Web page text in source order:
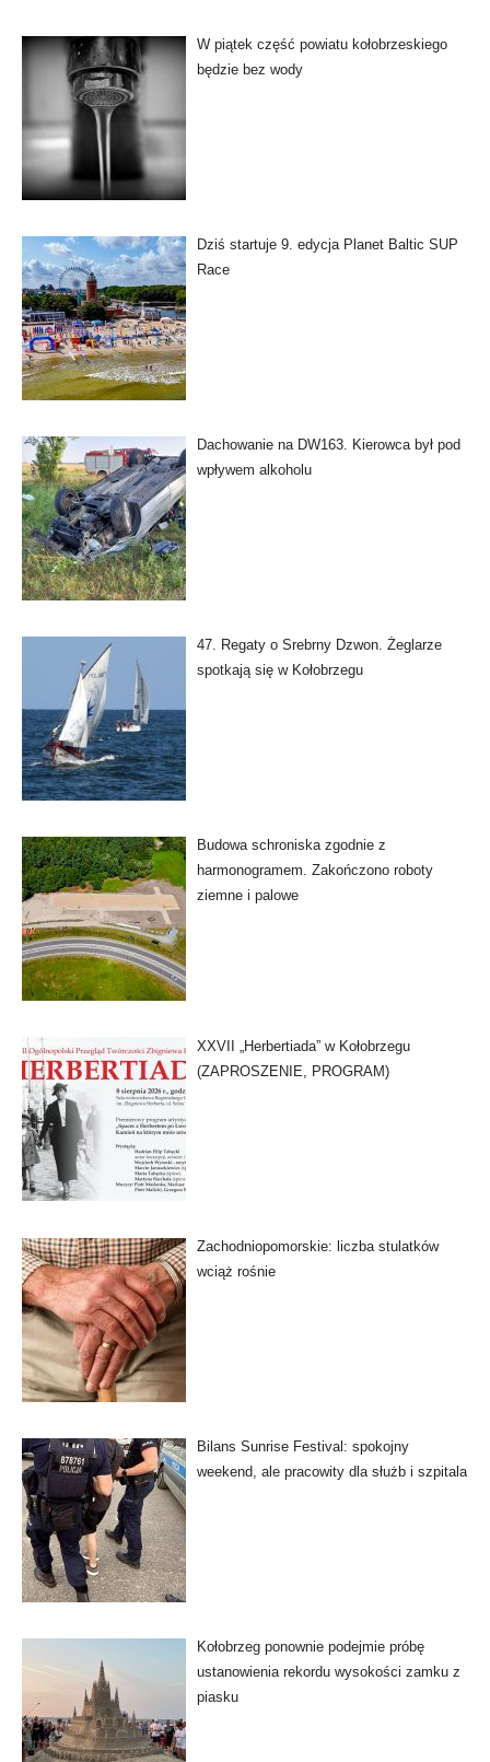
W piątek część powiatu kołobrzeskiego
będzie bez wody
Dziś startuje 9. edycja Planet Baltic SUP
Race
Dachowanie na DW163. Kierowca był pod
wpływem alkoholu
47. Regaty o Srebrny Dzwon. Żeglarze
spotkają się w Kołobrzegu
Budowa schroniska zgodnie z
harmonogramem. Zakończono roboty
ziemne i palowe
XXVII „Herbertiada” w Kołobrzegu
(ZAPROSZENIE, PROGRAM)
Zachodniopomorskie: liczba stulatków
wciąż rośnie
Bilans Sunrise Festival: spokojny
weekend, ale pracowity dla służb i szpitala
Kołobrzeg ponownie podejmie próbę
ustanowienia rekordu wysokości zamku z
piasku